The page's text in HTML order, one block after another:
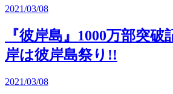
2021/03/08
『彼岸島』1000万部突
岸は彼岸島祭り!!
2021/03/08